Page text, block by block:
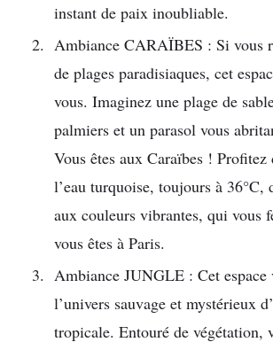
instant de paix inoubliable.
Ambiance CARAÏBES : Si vous
de plages paradisiaques, cet
vous. Imaginez une plage de
palmiers et un parasol vous
Vous êtes aux Caraïbes ! Profitez
l’eau turquoise, toujours à 36°C,
aux couleurs vibrantes, qui vous
vous êtes à Paris.
Ambiance JUNGLE : Cet espace
l’univers sauvage et mystérieux
tropicale. Entouré de végétation,